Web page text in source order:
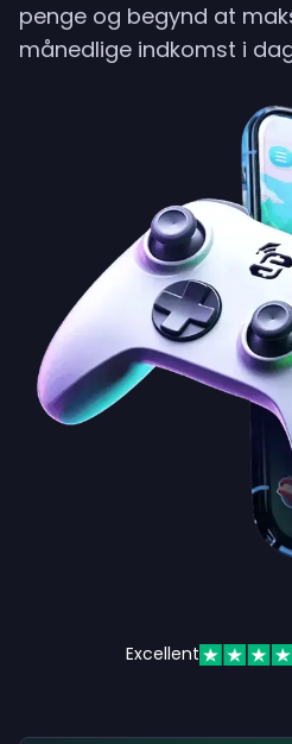
penge og begynd at
månedlige indkomst i
Excellent